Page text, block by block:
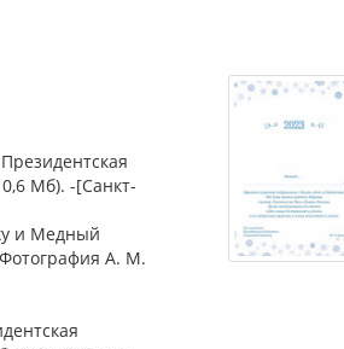
Мб). -[Санкт-
и Медный
А. М.